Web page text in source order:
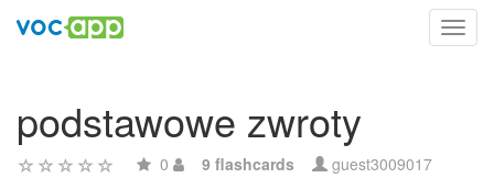
podstawowe zwroty
0 9 flashcards guest3009017